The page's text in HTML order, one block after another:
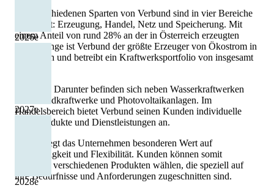
2026e
2027e
2028e
Die verschiedenen Sparten von Verbund sind in vier Bereiche
gegliedert: Erzeugung, Handel, Netz und Speicherung. Mit
einem Anteil von rund 28% an der in Österreich erzeugten
Strommenge ist Verbund der größte Erzeuger von Ökostrom in
Österreich und betreibt ein Kraftwerksportfolio von insgesamt
000 MW. Darunter befinden sich neben Wasserkraftwerken
auch Windkraftwerke und Photovoltaikanlagen. Im
Handelsbereich bietet Verbund seinen Kunden individuelle
Stromprodukte und Dienstleistungen an.
Hierbei legt das Unternehmen besonderen Wert auf
Nachhaltigkeit und Flexibilität. Kunden können somit
zwischen verschiedenen Produkten wählen, die speziell auf
ihre Bedürfnisse und Anforderungen zugeschnitten sind.